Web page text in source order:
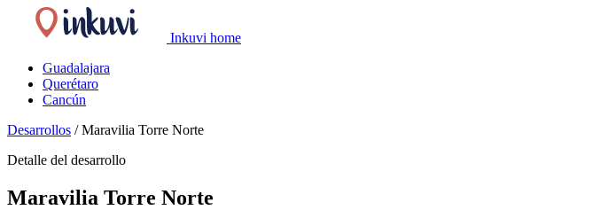
Inkuvi home
Guadalajara
Querétaro
Cancún
Desarrollos / Maravilia Torre Norte
Detalle del desarrollo
Maravilia Torre Norte